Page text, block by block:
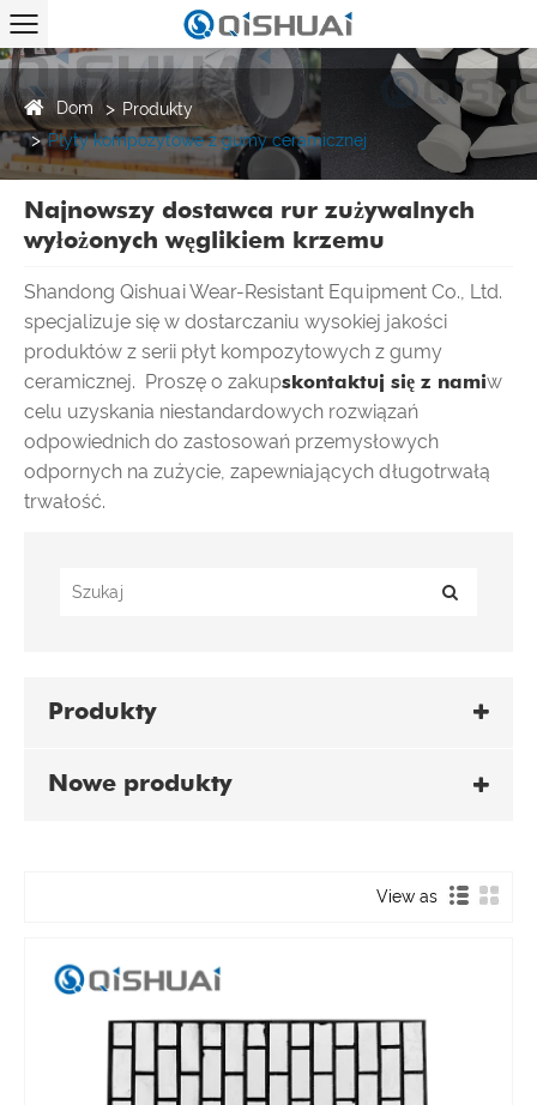
Dom
Produkty
Płyty kompozytowe z gumy ceramicznej
Najnowszy dostawca rur zużywalnych
wyłożonych węglikiem krzemu
Shandong Qishuai Wear-Resistant Equipment Co., Ltd.
specjalizuje się w dostarczaniu wysokiej jakości
produktów z serii płyt kompozytowych z gumy
ceramicznej. Proszę o zakupskontaktuj się z namiw
celu uzyskania niestandardowych rozwiązań
odpowiednich do zastosowań przemysłowych
odpornych na zużycie, zapewniających długotrwałą
trwałość.
Produkty
Nowe produkty
View as